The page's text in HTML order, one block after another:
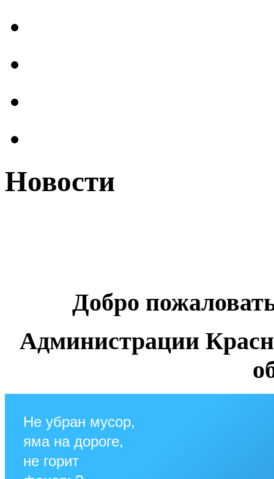
Новости
Добро
Администрации
Не убран мусор,
яма на дороге,
не горит